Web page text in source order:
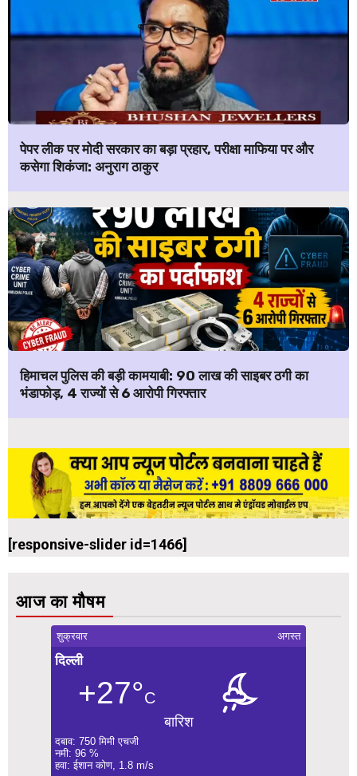
पेपर लीक पर मोदी सरकार का बड़ा प्रहार, परीक्षा माफिया पर और
कसेगा शिकंजा: अनुराग ठाकुर
हिमाचल पुलिस की बड़ी कामयाबी: ₹90 लाख की साइबर ठगी का
भंडाफोड़, 4 राज्यों से 6 आरोपी गिरफ्तार
[responsive-slider id=1466]
आज का मौषम
शुक्रवार अगस्त
दिल्ली
+27°C
बारिश
दबाव: 750 मिमी एचजी
नमी: 96 %
हवा: ईशान कोण, 1.8 m/s